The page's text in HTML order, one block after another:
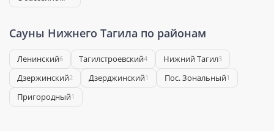
Сауны Нижнего Тагила по районам
Ленинский6 Тагилстроевский4 Нижний Тагил3
Дзержинский2 Дзерджинский1 Пос. Зональный1
Пригородный1